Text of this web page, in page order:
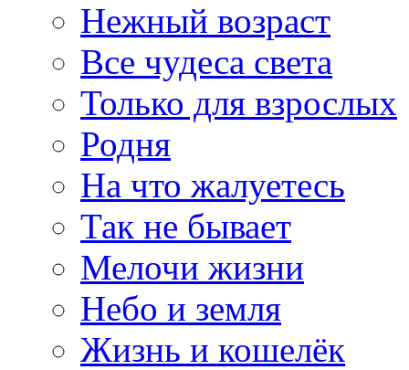
Нежный возраст
Все чудеса света
Только для взрослых
Родня
На что жалуетесь
Так не бывает
Мелочи жизни
Небо и земля
Жизнь и кошелёк